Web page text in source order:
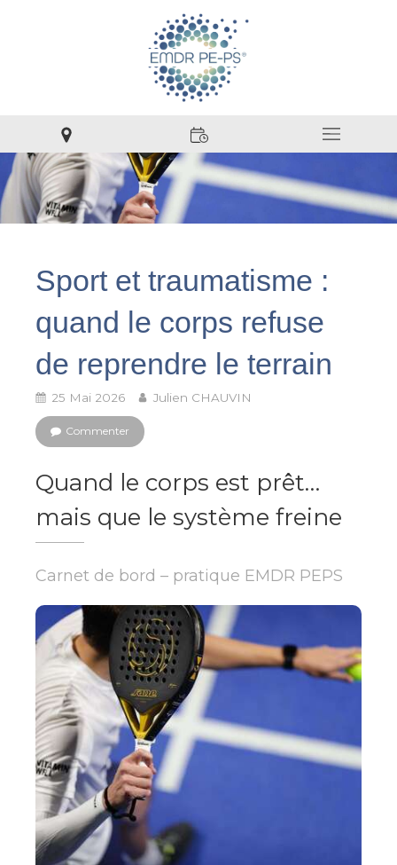
Sport et traumatisme :
quand le corps refuse
de reprendre le terrain
25 Mai 2026 Julien CHAUVIN
Commenter
Quand le corps est prêt…
mais que le système freine
Carnet de bord – pratique EMDR PEPS